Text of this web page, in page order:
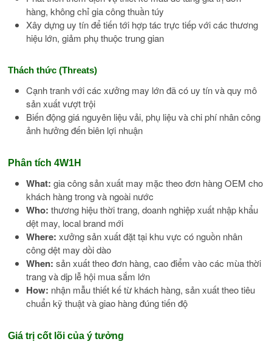
hàng, không chỉ gia công thuần túy
Xây dựng uy tín để tiến tới hợp tác trực tiếp với các thương
hiệu lớn, giảm phụ thuộc trung gian
Thách thức (Threats)
Cạnh tranh với các xưởng may lớn đã có uy tín và quy mô
sản xuất vượt trội
Biến động giá nguyên liệu vải, phụ liệu và chi phí nhân công
ảnh hưởng đến biên lợi nhuận
Phân tích 4W1H
What: gia công sản xuất may mặc theo đơn hàng OEM cho
khách hàng trong và ngoài nước
Who: thương hiệu thời trang, doanh nghiệp xuất nhập khẩu
dệt may, local brand mới
Where: xưởng sản xuất đặt tại khu vực có nguồn nhân
công dệt may dồi dào
When: sản xuất theo đơn hàng, cao điểm vào các mùa thời
trang và dịp lễ hội mua sắm lớn
How: nhận mẫu thiết kế từ khách hàng, sản xuất theo tiêu
chuẩn kỹ thuật và giao hàng đúng tiến độ
Giá trị cốt lõi của ý tưởng